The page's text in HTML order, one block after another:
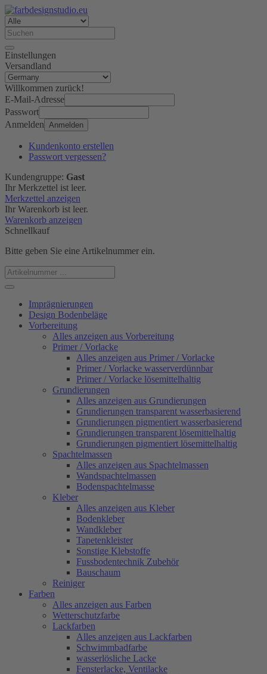
Einstellungen
Versandland
Willkommen zurück!
E-Mail-Adresse
Passwort
Anmelden Anmelden
Kundenkonto erstellen
Passwort vergessen?
Kundengruppe: Gast
Ihr Merkzettel ist leer.
Merkzettel anzeigen
Ihr Warenkorb ist leer.
Warenkorb anzeigen
Schnellkauf
Bitte geben Sie eine Artikelnummer ein.
Imprägnierungen
Design Bodenbeläge
Vorbereitung
Alles anzeigen aus Vorbereitung
Primer / Vorlacke
Alles anzeigen aus Primer / Vorlacke
Primer / Vorlacke wasserverdünnbar
Primer / Vorlacke lösemittelhaltig
Grundierungen
Alles anzeigen aus Grundierungen
Grundierungen transparent wasserbasierend
Grundierungen pigmentiert wasserbasierend
Grundierungen transparent lösemittelhaltig
Grundierungen pigmentiert lösemittelhaltig
Spachtelmassen
Alles anzeigen aus Spachtelmassen
Wandspachtelmassen
Bodenspachtelmasse
Kleber
Alles anzeigen aus Kleber
Bodenkleber
Wandkleber
Tapetenkleister
Sonstige Klebstoffe
Fussbodentechnik Zubehör
Bauschaum
Reiniger
Farben
Alles anzeigen aus Farben
Wetterschutzfarbe
Lackfarben
Alles anzeigen aus Lackfarben
Schwimmbadfarbe
wasserlösliche Lacke
Fensterlacke, Ventilacke